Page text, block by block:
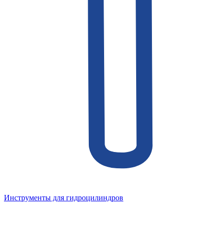
Инструменты для гидроцилиндров